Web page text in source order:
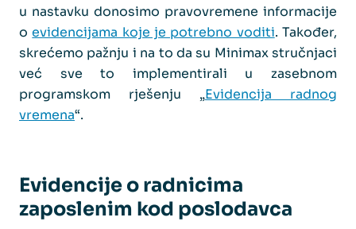
u nastavku donosimo pravovremene informacije
oevidencijama koje je potrebno voditi. Također,
skrećemo pažnju i na to da su Minimax stručnjaci
već sve to implementirali u zasebnom
programskom rješenju „Evidencija radnog
vremena“.
Evidencije o radnicima
zaposlenim kod poslodavca